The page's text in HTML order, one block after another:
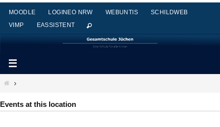
Zum
Inhalt
springen
MOODLE LOGINEO NRW WEBUNTIS
SCHILDWEB
VIMP
EASSISTENT
Start
Events at this location